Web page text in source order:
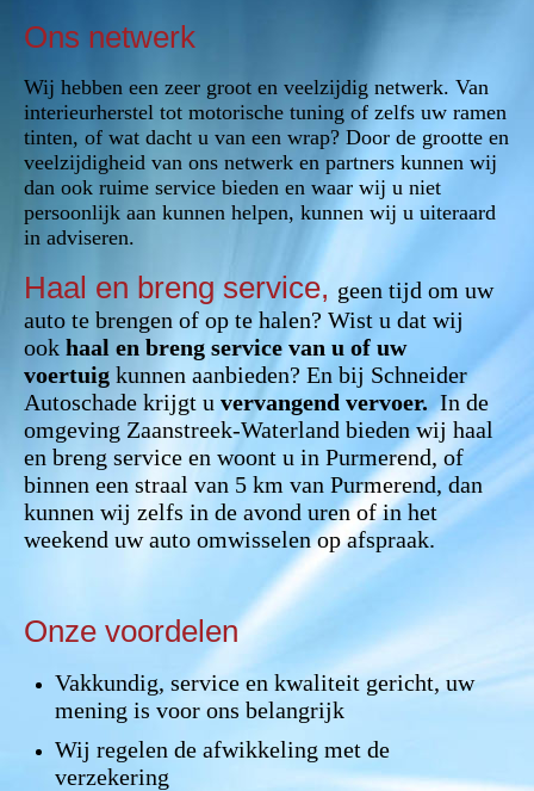
Ons netwerk
Wij hebben een zeer groot en veelzijdig netwerk. Van
interieurherstel tot motorische tuning of zelfs uw ramen
tinten, of wat dacht u van een wrap? Door de grootte en
veelzijdigheid van ons netwerk en partners kunnen wij
dan ook ruime service bieden en waar wij u niet
persoonlijk aan kunnen helpen, kunnen wij u uiteraard
in adviseren.
Haal en breng service, geen tijd om uw
auto te brengen of op te halen? Wist u dat wij
ook haal en breng service van u of uw
voertuig kunnen aanbieden? En bij Schneider
Autoschade krijgt u vervangend vervoer. In de
omgeving Zaanstreek-Waterland bieden wij haal
en breng service en woont u in Purmerend, of
binnen een straal van 5 km van Purmerend, dan
kunnen wij zelfs in de avond uren of in het
weekend uw auto omwisselen op afspraak.
Onze voordelen
Vakkundig, service en kwaliteit gericht, uw
mening is voor ons belangrijk
Wij regelen de afwikkeling met de
verzekering